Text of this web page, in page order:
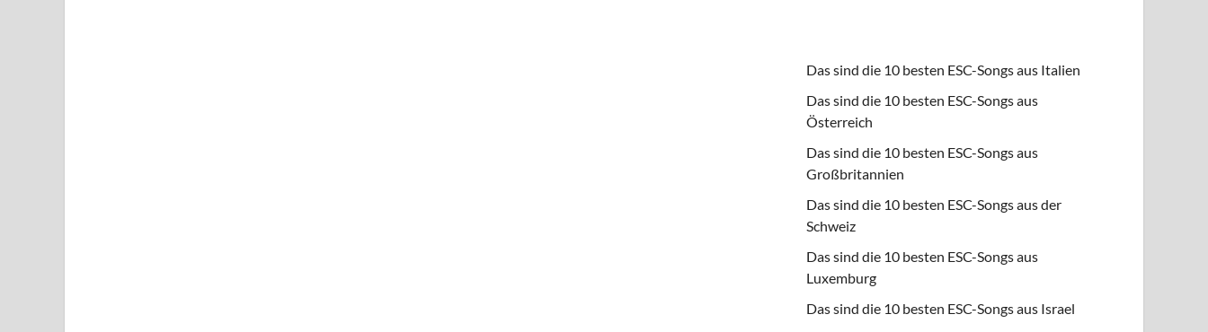
Das sind die 10 besten ESC-Songs aus Italien
Das sind die 10 besten ESC-Songs aus
Österreich
Das sind die 10 besten ESC-Songs aus
Großbritannien
Das sind die 10 besten ESC-Songs aus der
Schweiz
Das sind die 10 besten ESC-Songs aus
Luxemburg
Das sind die 10 besten ESC-Songs aus Israel